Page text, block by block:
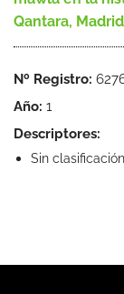
Qantara,
Nº Registro:
Año: 1
Descriptores:
Sin